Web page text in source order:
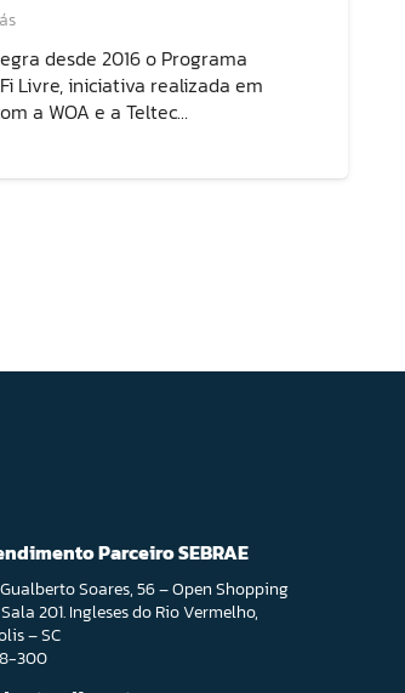
desde 2016 o Programa
Livre, iniciativa realizada em
a WOA e a Teltec…
Parceiro SEBRAE
Soares, 56 – Open Shopping
201. Ingleses do Rio Vermelho,
– SC
300